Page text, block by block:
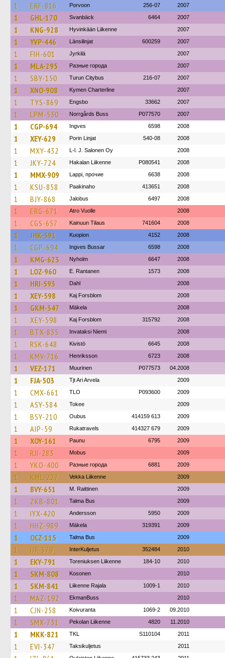
1 ERF-816 Porvoon 256-07 2007
1 GHL-170 Svanbäck 6464 2007
1 KNG-928 Hyvinkään Liikenne 2007
1 YVP-446 Länsilinjat 600259 2007
1 FIH-601 Jyrkilä 2007
1 MLA-295 Разные города 2007
1 SBY-150 Turun Citybus 216-07 2007
1 XNO-908 Kymen Charterline 2007
1 TYS-869 Engsbo 33662 2007
1 LPM-530 Norrgårds Buss P077570 2007
1 CGP-694 Ingves 6598 2008
1 XEY-629 Porin Linjat 540-08 2008
1 MXY-432 L-l. J. Salonen Oy 2008
1 JKY-724 Hakalan Liikenne P080541 2008
1 MMX-909 Lappi, прочие 6638 2008
1 KSU-858 Paakinaho 413651 2008
1 BJY-868 Jalobus 6497 2008
1 ERG-671 Atro Vuolle 2008
1 CGS-657 Kainuun Tilaus 741604 2008
1 JHK-591 Kuopion 4152 2008
1 CGP-694 Ingves Bussar 6598 2008
1 KMG-623 Nyholm 6647 2008
1 LOZ-960 E. Rantanen 1573 2008
1 HRI-593 Dahl 2008
1 XEY-598 Kaj Forsblom 2008
1 GKM-347 Mäkela 2008
1 XEY-598 Kaj Forsblom 315792 2008
1 BTX-835 Invataksi Niemi 2008
1 RSK-648 Kivistö 6645 2008
1 KMV-716 Henriksson 6723 2008
1 VEZ-171 Muurinen P077573 04.2008
1 FJA-503 Tjt Ari Arvela 2009
1 CMX-661 TLO P093600 2009
1 ASY-584 Tokee 2009
1 BSY-210 Oubus 414159 613 2009
1 AIP-59 Rukatravels 414327 679 2009
1 XOY-161 Paunu 6795 2009
1 RJI-283 Mobus 2009
1 YKO-400 Разные города 6881 2009
1 KML-227 Vekka Liikenne 2009
1 BVY-651 M. Raittinen 2009
1 ZKB-801 Talma Bus 2009
1 IYX-420 Andersson 5950 2009
1 HHZ-989 Mäkela 319391 2009
1 OCZ-115 Talma Bus 2009
1 IJR-579 InterKuljetus 352484 2010
1 EKY-791 Toreniuksen Liikenne 184-10 2010
1 SKM-808 Kosonen 2010
1 SKM-841 Liikenne Rajala 1009-1 2010
1 MAZ-192 EkmanBuss 2010
1 CJN-258 Koivuranta 1069-2 09.2010
1 SMX-731 Pekolan Liikenne 4820 11.2010
1 MKK-821 TKL S110104 2011
1 EVI-347 Taksikuljetus 2011